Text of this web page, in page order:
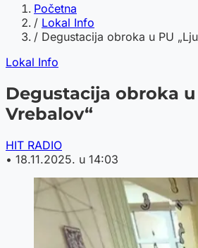
Početna
/ Lokal Info
/ Degustacija obroka u PU
Lokal Info
Degustacija obroka u
Vrebalov“
HIT RADIO
• 18.11.2025. u 14:03